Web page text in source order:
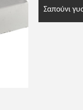
Σαπούνι